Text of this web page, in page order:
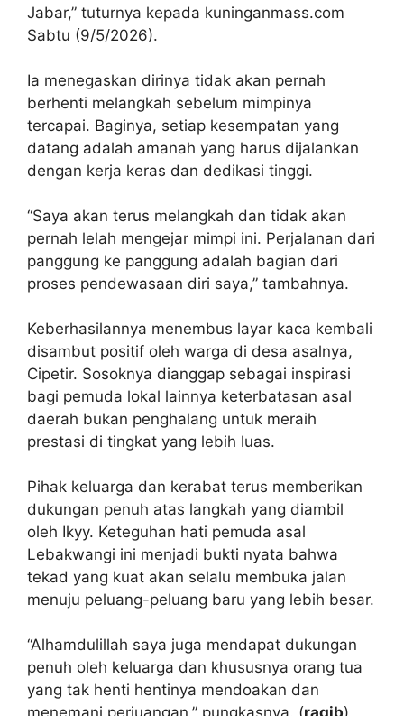
Jabar,” tuturnya kepada kuninganmass.com
Sabtu (9/5/2026).
Ia menegaskan dirinya tidak akan pernah
berhenti melangkah sebelum mimpinya
tercapai. Baginya, setiap kesempatan yang
datang adalah amanah yang harus dijalankan
dengan kerja keras dan dedikasi tinggi.
“Saya akan terus melangkah dan tidak akan
pernah lelah mengejar mimpi ini. Perjalanan dari
panggung ke panggung adalah bagian dari
proses pendewasaan diri saya,” tambahnya.
Keberhasilannya menembus layar kaca kembali
disambut positif oleh warga di desa asalnya,
Cipetir. Sosoknya dianggap sebagai inspirasi
bagi pemuda lokal lainnya keterbatasan asal
daerah bukan penghalang untuk meraih
prestasi di tingkat yang lebih luas.
Pihak keluarga dan kerabat terus memberikan
dukungan penuh atas langkah yang diambil
oleh Ikyy. Keteguhan hati pemuda asal
Lebakwangi ini menjadi bukti nyata bahwa
tekad yang kuat akan selalu membuka jalan
menuju peluang-peluang baru yang lebih besar.
“Alhamdulillah saya juga mendapat dukungan
penuh oleh keluarga dan khususnya orang tua
yang tak henti hentinya mendoakan dan
menemani perjuangan,” pungkasnya. (raqib)